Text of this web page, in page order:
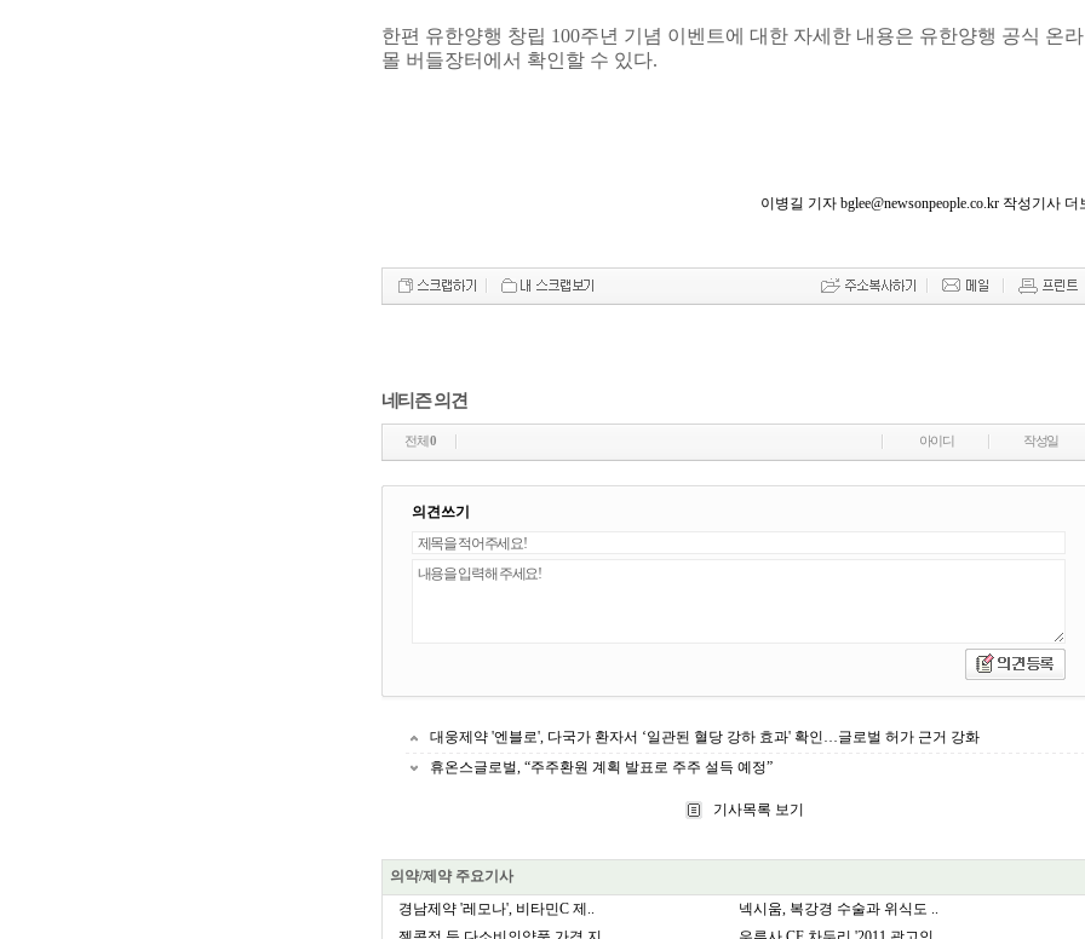
한편 유한양행 창립 100주년 기념 이벤트에 대한 자세한 내용은 유한양행 공식 온라
몰 버들장터에서 확인할 수 있다.
이병길 기자 bglee@newsonpeople.co.kr 작성기사 더
네티즌 의견
전체0 아이디 작성일
의견쓰기
대웅제약 '엔블로', 다국가 환자서 ‘일관된 혈당 강하 효과' 확인…글로벌 허가 근거 강화
휴온스글로벌, “주주환원 계획 발표로 주주 설득 예정”
기사목록 보기
의약/제약 주요기사
경남제약 '레모나', 비타민C 제..
넥시움, 복강경 수술과 위식도 ..